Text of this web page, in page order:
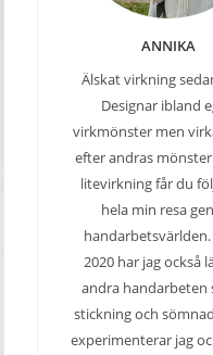
ANNIKA
Älskat virkning
Designar ibland
virkmönster men
efter andras
litevirkning får du
hela min resa
handarbetsvärlden.
2020 har jag också
andra handarbeten
stickning och
experimenterar jag